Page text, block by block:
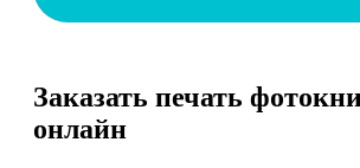
Заказать печать
онлайн